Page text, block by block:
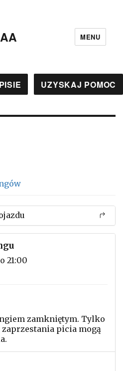
MENU
UZYSKAJ POMOC
21:00
zamkniętym. Tylko
picia mogą